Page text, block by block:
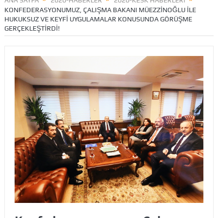
KONFEDERASYONUMUZ, ÇALIŞMA BAKANI MÜEZZINOĞLU ILE
HUKUKSUZ VE KEYFI UYGULAMALAR KONUSUNDA GÖRÜŞME
GERÇEKLEŞTIRDI!